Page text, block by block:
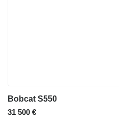
Bobcat S550
31 500 €